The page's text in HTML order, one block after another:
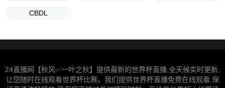
CBDL
24直播网【秋风✅一叶之秋】提供最新的世界杯直播,全天候实时更新,
让您随时在线观看世界杯比赛。我们提供世界杯直播免费在线观看,保